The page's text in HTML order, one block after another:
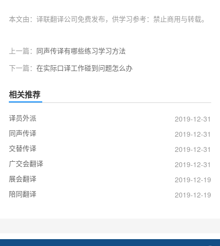
本文由：译联翻译公司免费发布，供学习参考：禁止商用与转载。
上一篇： 同声传译有哪些练习学习方法
下一篇： 在实际口译工作碰到问题怎么办
相关推荐
译员外派
2019-12-31
同声传译
2019-12-31
交替传译
2019-12-31
广交会翻译
2019-12-31
展会翻译
2019-12-19
陪同翻译
2019-12-19